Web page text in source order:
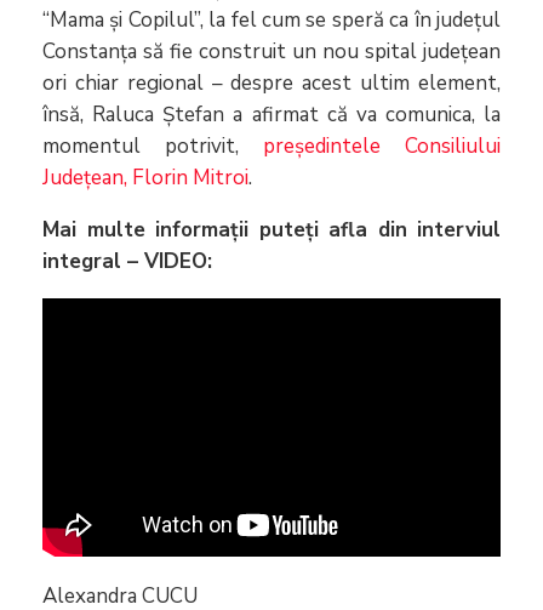
“Mama și Copilul”, la fel cum se speră ca în județul
Constanța să fie construit un nou spital județean
ori chiar regional – despre acest ultim element,
însă, Raluca Ștefan a afirmat că va comunica, la
momentul potrivit, președintele Consiliului
Județean, Florin Mitroi.
Mai multe informații puteți afla din interviul
integral – VIDEO:
Alexandra CUCU